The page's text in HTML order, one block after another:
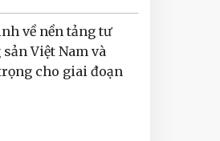
về nền tảng tư
Việt Nam và
cho giai đoạn